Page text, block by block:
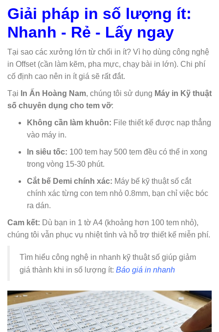
Giải pháp in số lượng ít:
Nhanh - Rẻ - Lấy ngay
Tại sao các xưởng lớn từ chối in ít? Vì họ dùng công nghệ
in Offset (cần làm kẽm, pha mực, chạy bài in lớn). Chi phí
cố định cao nên in ít giá sẽ rất đắt.
Tại In Ấn Hoàng Nam, chúng tôi sử dụng Máy in Kỹ thuật
số chuyên dụng cho tem vỡ:
Không cần làm khuôn: File thiết kế được nạp thẳng
vào máy in.
In siêu tốc: 100 tem hay 500 tem đều có thể in xong
trong vòng 15-30 phút.
Cắt bế Demi chính xác: Máy bế kỹ thuật số cắt
chính xác từng con tem nhỏ 0.8mm, bạn chỉ việc bóc
ra dán.
Cam kết: Dù bạn in 1 tờ A4 (khoảng hơn 100 tem nhỏ),
chúng tôi vẫn phục vụ nhiệt tình và hỗ trợ thiết kế miễn phí.
Tìm hiểu công nghệ in nhanh kỹ thuật số giúp giảm
giá thành khi in số lượng ít: Báo giá in nhanh